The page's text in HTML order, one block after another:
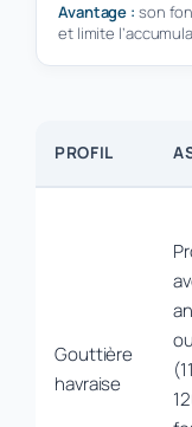
Avantage : son
et limite
PROFIL
Gouttière
havraise